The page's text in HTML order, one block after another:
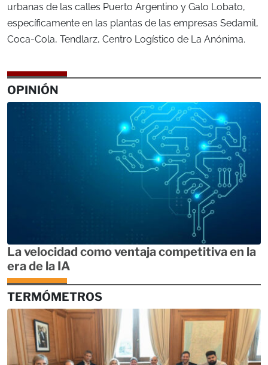
urbanas de las calles Puerto Argentino y Galo Lobato,
específicamente en las plantas de las empresas Sedamil,
Coca-Cola, Tendlarz, Centro Logístico de La Anónima.
OPINIÓN
La velocidad como ventaja competitiva en la
era de la IA
TERMÓMETROS